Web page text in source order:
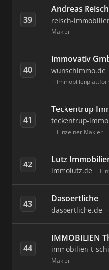
39
Andreas
reisch-
Makler
40
immovativ
wunschimmo.de
41
Teckentrup
teckentrup-
Einzelner Makler
42 Lutz
immolutz.de
43 Dasoertliche
dasoertliche.de
44
IMMOBILIEN
immobilien-t-
Makler